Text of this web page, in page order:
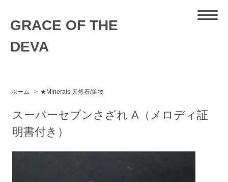
GRACE OF THE
DEVA
ホーム > ★Minerals 天然石/鉱物
スーパーセブンさざれ A（メロディ証
明書付き）